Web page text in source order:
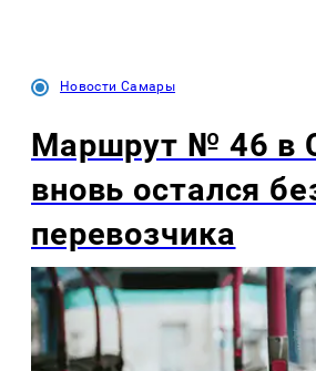
Новости Самары
Маршрут № 46 в
вновь остался
перевозчика